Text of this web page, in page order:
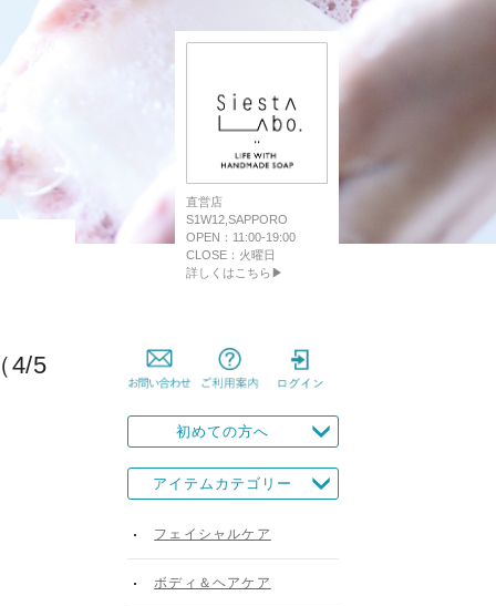
直営店
S1W12,SAPPORO
OPEN：11:00-19:00
CLOSE：火曜日
詳しくはこちら▶
4/5
初めての方へ
アイテムカテゴリー
フェイシャルケア
ボディ＆ヘアケア